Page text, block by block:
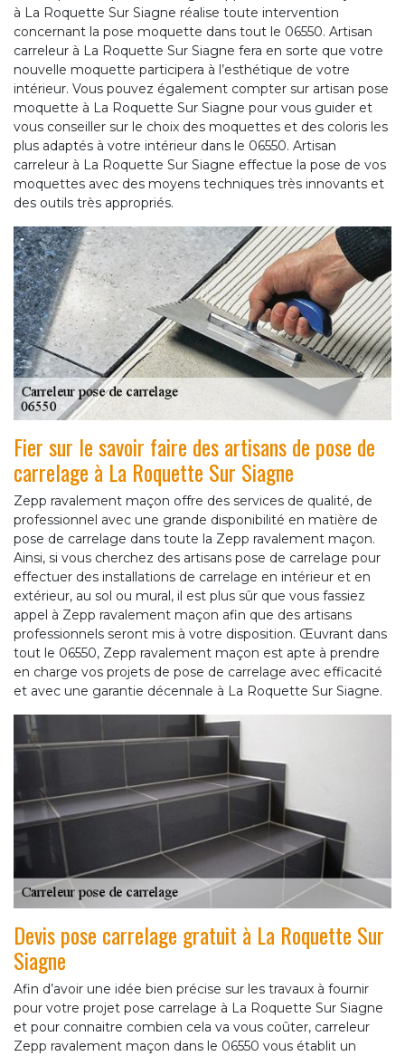
à La Roquette Sur Siagne réalise toute intervention
concernant la pose moquette dans tout le 06550. Artisan
carreleur à La Roquette Sur Siagne fera en sorte que votre
nouvelle moquette participera à l’esthétique de votre
intérieur. Vous pouvez également compter sur artisan pose
moquette à La Roquette Sur Siagne pour vous guider et
vous conseiller sur le choix des moquettes et des coloris les
plus adaptés à votre intérieur dans le 06550. Artisan
carreleur à La Roquette Sur Siagne effectue la pose de vos
moquettes avec des moyens techniques très innovants et
des outils très appropriés.
Fier sur le savoir faire des artisans de pose de
carrelage à La Roquette Sur Siagne
Zepp ravalement maçon offre des services de qualité, de
professionnel avec une grande disponibilité en matière de
pose de carrelage dans toute la Zepp ravalement maçon.
Ainsi, si vous cherchez des artisans pose de carrelage pour
effectuer des installations de carrelage en intérieur et en
extérieur, au sol ou mural, il est plus sûr que vous fassiez
appel à Zepp ravalement maçon afin que des artisans
professionnels seront mis à votre disposition. Œuvrant dans
tout le 06550, Zepp ravalement maçon est apte à prendre
en charge vos projets de pose de carrelage avec efficacité
et avec une garantie décennale à La Roquette Sur Siagne.
Devis pose carrelage gratuit à La Roquette Sur
Siagne
Afin d’avoir une idée bien précise sur les travaux à fournir
pour votre projet pose carrelage à La Roquette Sur Siagne
et pour connaitre combien cela va vous coûter, carreleur
Zepp ravalement maçon dans le 06550 vous établit un